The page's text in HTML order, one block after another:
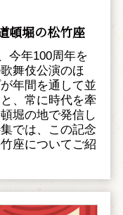
頓堀の松竹座
今年100周年を
舞伎公演のほ
年間を通して並
、常に時代を牽
堀の地で発信し
では、この記念
座についてご紹